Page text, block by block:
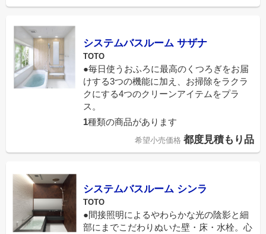
システムバスルーム サザナ
TOTO
●毎日使うおふろに最高のくつろぎをお届
けする3つの機能に加え、お掃除をラクラ
クにする4つのクリーンアイテムをプラ
ス。
1種類の商品があります
希望小売価格 都度見積もり品
システムバスルーム シンラ
TOTO
●間接照明によるやわらかな光の陰影と細
部にまでこだわりぬいた壁・床・水栓。心